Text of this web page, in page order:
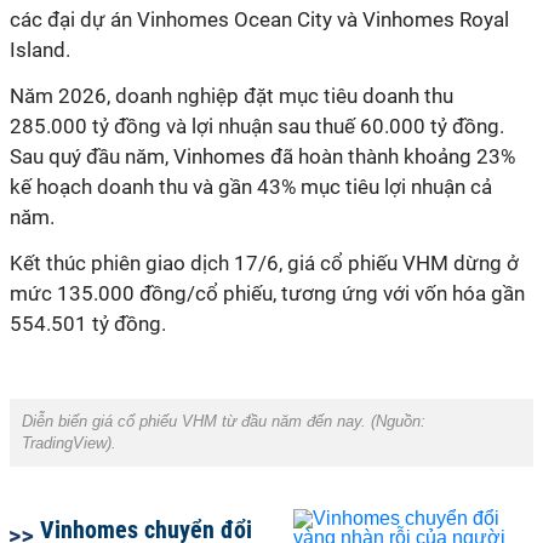
các đại dự án Vinhomes Ocean City và Vinhomes Royal
Island.
Năm 2026, doanh nghiệp đặt mục tiêu doanh thu
285.000 tỷ đồng và lợi nhuận sau thuế 60.000 tỷ đồng.
Sau quý đầu năm, Vinhomes đã hoàn thành khoảng 23%
kế hoạch doanh thu và gần 43% mục tiêu lợi nhuận cả
năm.
Kết thúc phiên giao dịch 17/6, giá cổ phiếu VHM dừng ở
mức 135.000 đồng/cổ phiếu, tương ứng với vốn hóa gần
554.501 tỷ đồng.
Diễn biến giá cổ phiếu VHM từ đầu năm đến nay. (Nguồn:
TradingView).
Vinhomes chuyển đổi